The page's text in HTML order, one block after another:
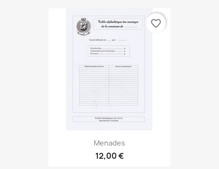
Menades
12,00 €
favorite_border